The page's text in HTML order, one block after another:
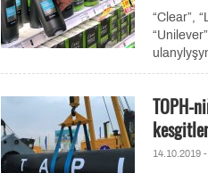
“Clear”,
TOPH-
14.10.2019